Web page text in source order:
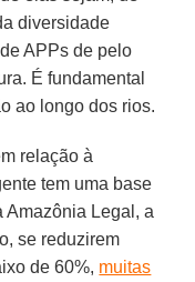
diversidade
APPs de pelo
É fundamental
ao longo dos rios.
relação à
tem uma base
Amazônia Legal, a
se reduzirem
de 60%, muitas